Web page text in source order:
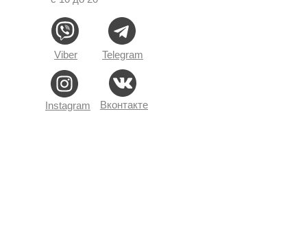
Telegram
Viber
Instagram Вконтакте